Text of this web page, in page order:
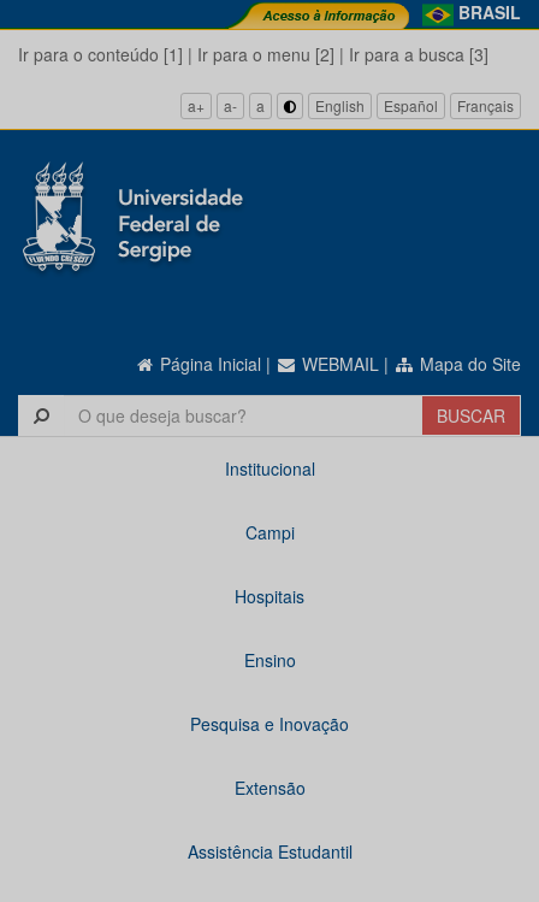
BRASIL
Ir para o conteúdo [1] | Ir para o menu [2] | Ir para a busca [3]
a+ a- a English Español Français
Página Inicial | WEBMAIL | Mapa do Site
Institucional
Campi
Hospitais
Ensino
Pesquisa e Inovação
Extensão
Assistência Estudantil